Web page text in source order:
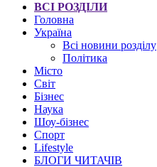
ВСІ РОЗДІЛИ
Головна
Україна
Всі новини розділу
Політика
Місто
Світ
Бізнес
Наука
Шоу-бізнес
Спорт
Lifestyle
БЛОГИ ЧИТАЧІВ